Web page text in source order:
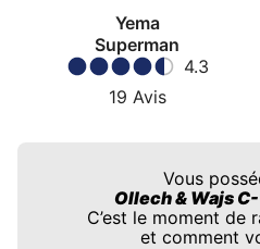
Yema
Superman
4.3
19 Avis
Vous
Ollech & Wajs
C’est le moment de
et comment